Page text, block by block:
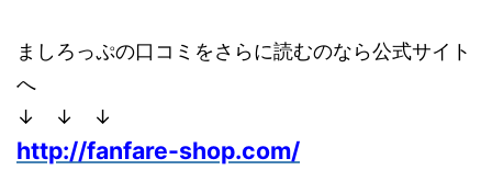
ましろっぷの口コミをさらに読むのなら公式サイト
へ
↓ ↓ ↓
http://fanfare-shop.com/